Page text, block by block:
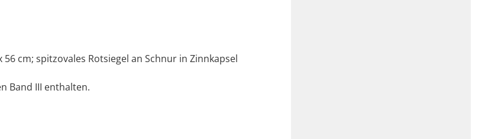
cm; spitzovales Rotsiegel an Schnur in Zinnkapsel
Band III enthalten.